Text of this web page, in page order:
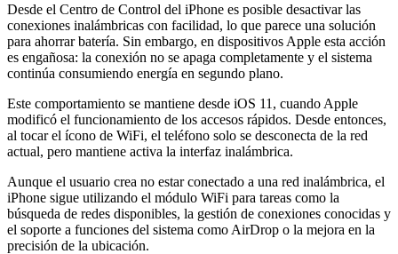
Desde el Centro de Control del iPhone es posible desactivar las
conexiones inalámbricas con facilidad, lo que parece una solución
para ahorrar batería. Sin embargo, en dispositivos Apple esta acción
es engañosa: la conexión no se apaga completamente y el sistema
continúa consumiendo energía en segundo plano.
Este comportamiento se mantiene desde iOS 11, cuando Apple
modificó el funcionamiento de los accesos rápidos. Desde entonces,
al tocar el ícono de WiFi, el teléfono solo se desconecta de la red
actual, pero mantiene activa la interfaz inalámbrica.
Aunque el usuario crea no estar conectado a una red inalámbrica, el
iPhone sigue utilizando el módulo WiFi para tareas como la
búsqueda de redes disponibles, la gestión de conexiones conocidas y
el soporte a funciones del sistema como AirDrop o la mejora en la
precisión de la ubicación.